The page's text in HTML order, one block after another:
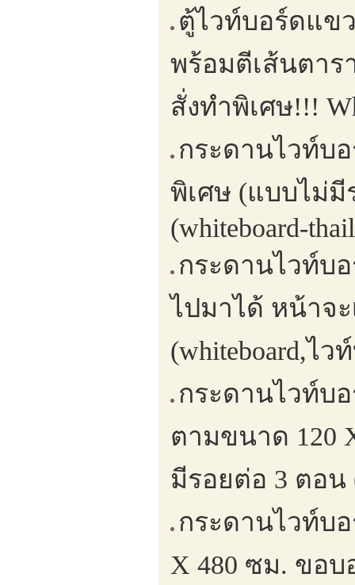
ตู้ไวท์บอร์ดแข
พร้อมตีเส้นตา
สั่งทำพิเศษ!!!
กระดานไวท์บ
พิเศษ (แบบไม่มี
(whiteboard-
กระดานไวท์บ
ไปมาได้ หน้าจ
(whiteboard,ไ
กระดานไวท์บ
ตามขนาด 120
มีรอยต่อ 3 ตอน
กระดานไวท์บ
X 480 ซม. ขอ